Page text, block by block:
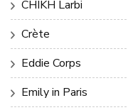
CHIKH Larbi
Crète
Eddie Corps
Emily in Paris